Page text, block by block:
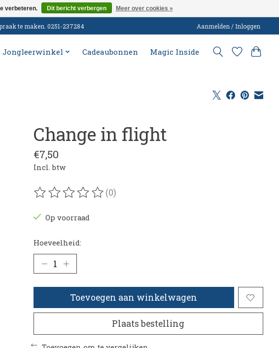
te maken. 0251-237284 Aanmelden / Inloggen
Jongleerwinkel Cadeaubonnen Magic Inside
Change in flight
€7,50
Incl. btw
De beoordeling van dit product is
(0)
Op voorraad
Hoeveelheid:
Toevoegen aan winkelwagen
Plaats bestelling
verbeteren. Dit bericht verbergen Meer over cookies »